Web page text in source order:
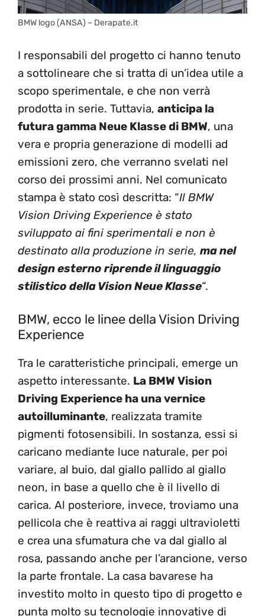
BMW logo (ANSA) – Derapate.it
I responsabili del progetto ci hanno tenuto
a sottolineare che si tratta di un’idea utile a
scopo sperimentale, e che non verrà
prodotta in serie. Tuttavia, anticipa la
futura gamma Neue Klasse di BMW, una
vera e propria generazione di modelli ad
emissioni zero, che verranno svelati nel
corso dei prossimi anni. Nel comunicato
stampa è stato così descritta: “Il BMW
Vision Driving Experience è stato
sviluppato ai fini sperimentali e non è
destinato alla produzione in serie, ma nel
design esterno riprende il linguaggio
stilistico della VisionNeue Klasse“.
BMW, ecco le linee della Vision Driving
Experience
Tra le caratteristiche principali, emerge un
aspetto interessante. La BMW Vision
Driving Experience ha una vernice
autoilluminante, realizzata tramite
pigmenti fotosensibili. In sostanza, essi si
caricano mediante luce naturale, per poi
variare, al buio, dal giallo pallido al giallo
neon, in base a quello che è il livello di
carica. Al posteriore, invece, troviamo una
pellicola che è reattiva ai raggi ultravioletti
e crea una sfumatura che va dal giallo al
rosa, passando anche per l’arancione, verso
la parte frontale. La casa bavarese ha
investito molto in questo tipo di progetto e
punta molto su tecnologie innovative di